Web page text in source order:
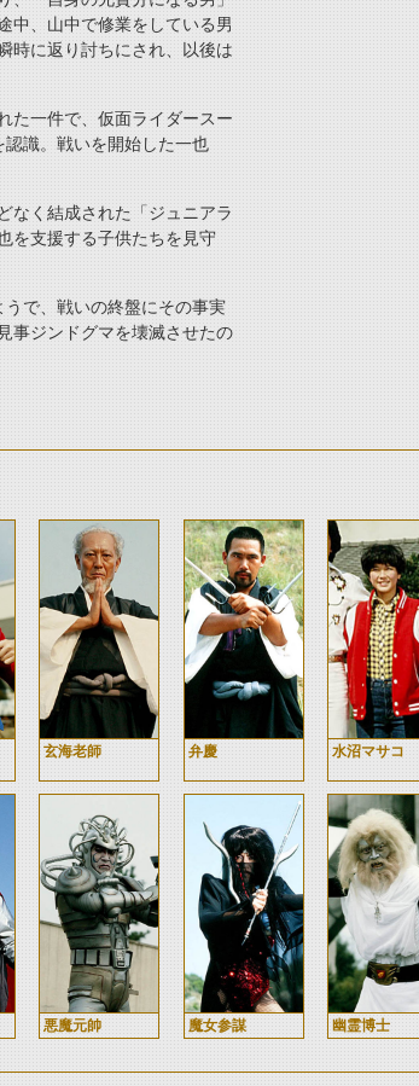
中、山中で修業をしている男
時に返り討ちにされ、以後は
た一件で、仮面ライダースー
識。戦いを開始した一也
なく結成された「ジュニアラ
を支援する子供たちを見守
で、戦いの終盤にその事実
事ジンドグマを壊滅させたの
玄海老師 弁慶 水沼マサコ
悪魔元帥 魔女参謀 幽霊博士